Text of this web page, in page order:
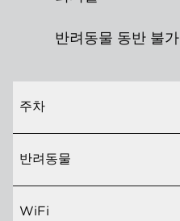
반려동물 동반 불가
주차
반려동물
WiFi